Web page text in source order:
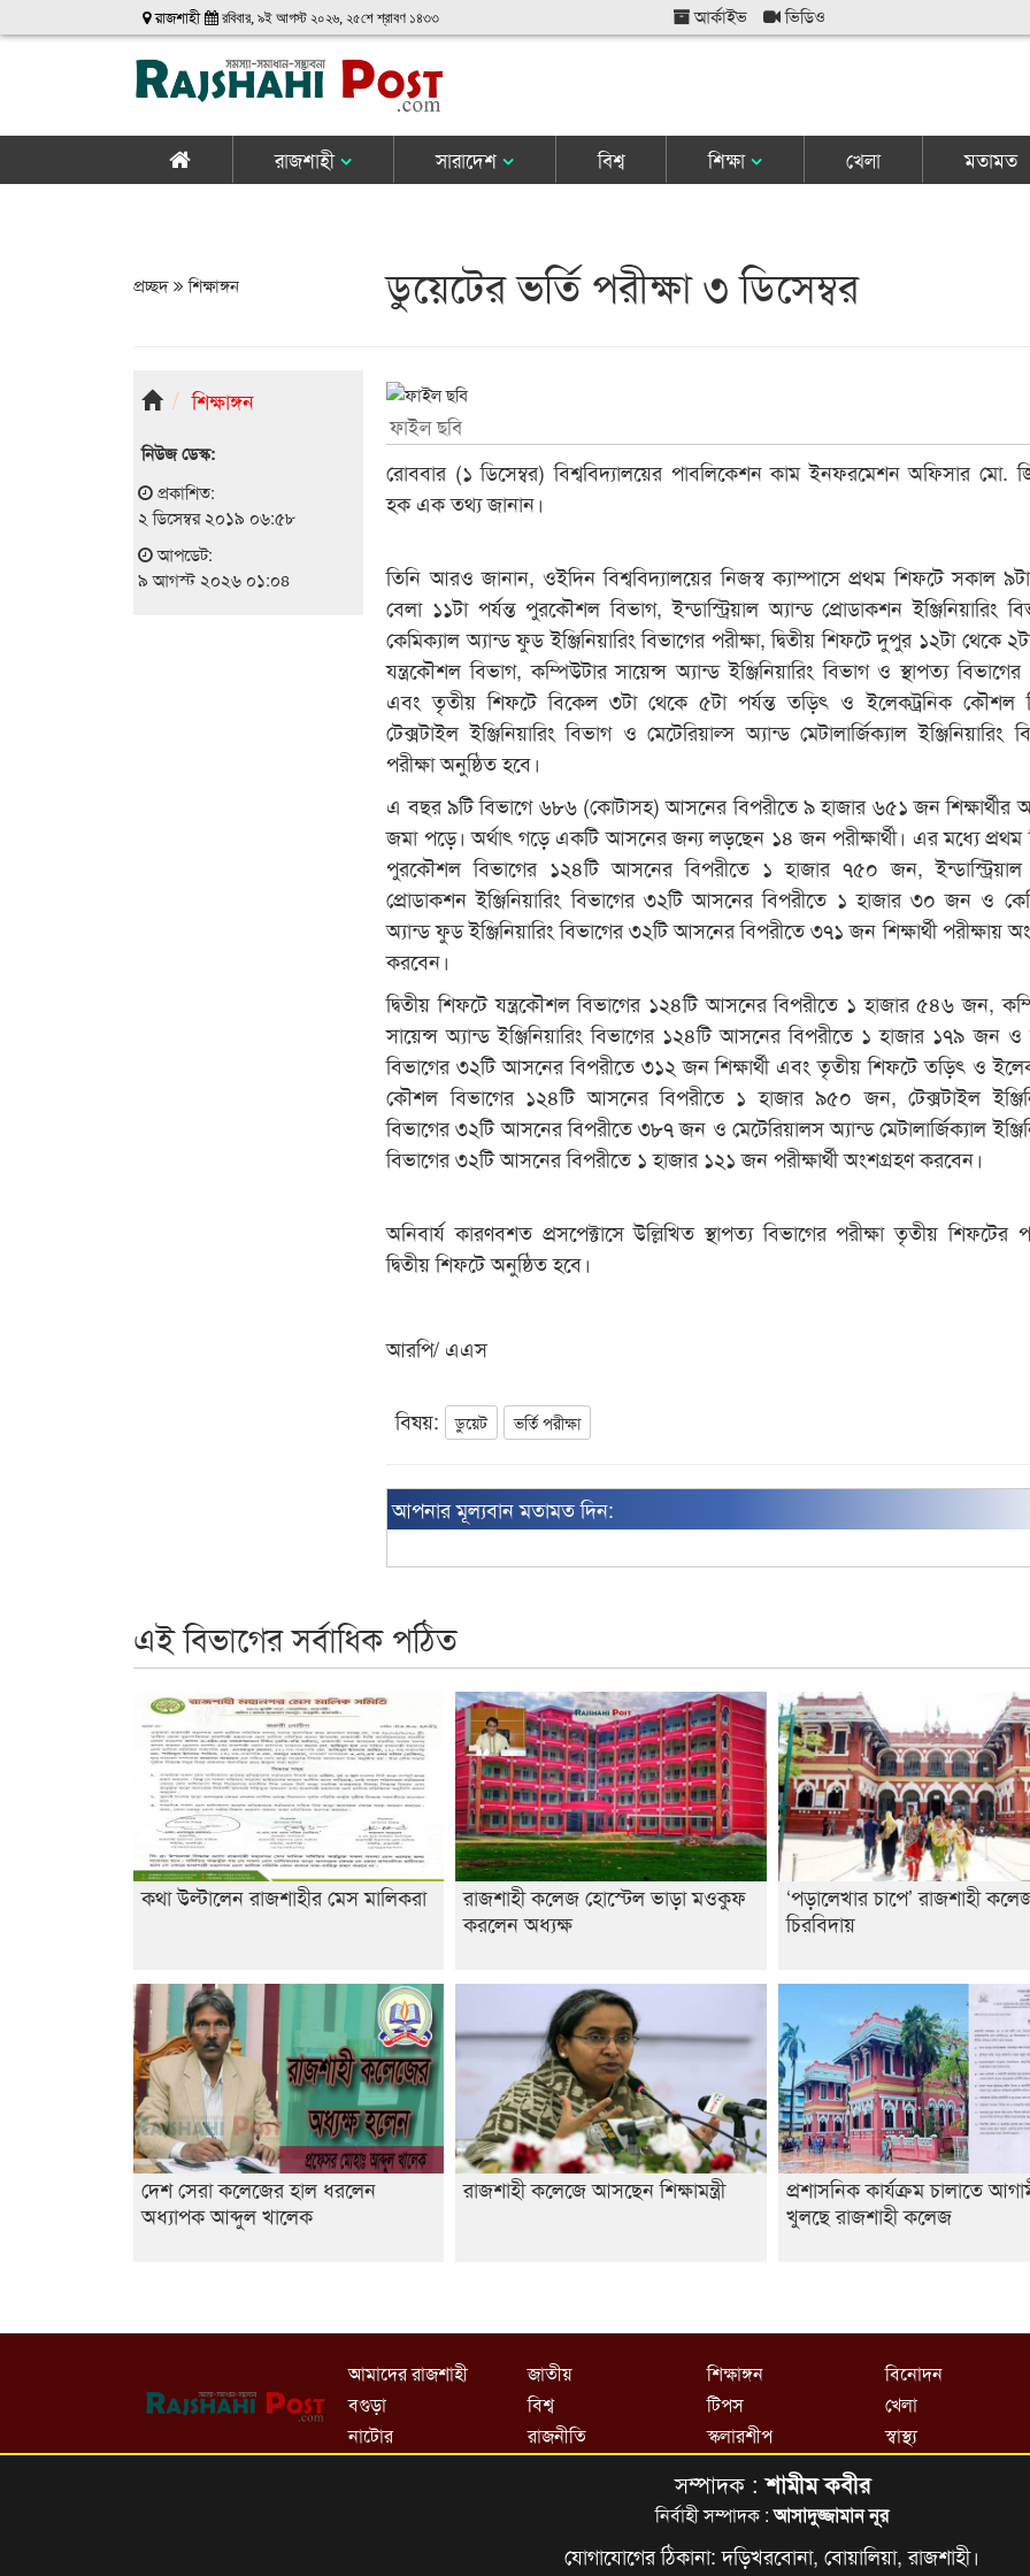
রাজশাহী রবিবার, ৯ই আগস্ট ২০২৬, ২৫শে শ্রাবণ ১৪৩৩ আর্কাইভ ভিডিও
রাজশাহী সারাদেশ বিশ্ব শিক্ষা খেলা মতামত
প্রচ্ছদ শিক্ষাঙ্গন ডুয়েটের ভর্তি পরীক্ষা ৩ ডিসেম্বর
শিক্ষাঙ্গন
নিউজ ডেস্ক:
প্রকাশিত:
২ ডিসেম্বর ২০১৯ ০৬:৫৮
আপডেট:
৯ আগস্ট ২০২৬ ০১:০৪
ফাইল ছবি
রোববার (১ ডিসেম্বর) বিশ্ববিদ্যালয়ের পাবলিকেশন কাম ইনফরমেশন অফিসার মো.
হক এক তথ্য জানান।
তিনি আরও জানান, ওইদিন বিশ্ববিদ্যালয়ের নিজস্ব ক্যাম্পাসে প্রথম শিফটে সকাল
বেলা ১১টা পর্যন্ত পুরকৌশল বিভাগ, ইন্ডাস্ট্রিয়াল অ্যান্ড প্রোডাকশন ইঞ্জিনিয়ারিং
কেমিক্যাল অ্যান্ড ফুড ইঞ্জিনিয়ারিং বিভাগের পরীক্ষা, দ্বিতীয় শিফটে দুপুর ১২টা থেকে
যন্ত্রকৌশল বিভাগ, কম্পিউটার সায়েন্স অ্যান্ড ইঞ্জিনিয়ারিং বিভাগ ও স্থাপত্য বিভাগের
এবং তৃতীয় শিফটে বিকেল ৩টা থেকে ৫টা পর্যন্ত তড়িৎ ও ইলেকট্রনিক কৌশল
টেক্সটাইল ইঞ্জিনিয়ারিং বিভাগ ও মেটেরিয়াল্স অ্যান্ড মেটালার্জিক্যাল ইঞ্জিনিয়ারিং
পরীক্ষা অনুষ্ঠিত হবে।
এ বছর ৯টি বিভাগে ৬৮৬ (কোটাসহ) আসনের বিপরীতে ৯ হাজার ৬৫১ জন শিক্ষার্থীর
জমা পড়ে। অর্থাৎ গড়ে একটি আসনের জন্য লড়ছেন ১৪ জন পরীক্ষার্থী। এর মধ্যে প্রথম
পুরকৌশল বিভাগের ১২৪টি আসনের বিপরীতে ১ হাজার ৭৫০ জন, ইন্ডাস্ট্রিয়াল
প্রোডাকশন ইঞ্জিনিয়ারিং বিভাগের ৩২টি আসনের বিপরীতে ১ হাজার ৩০ জন ও
অ্যান্ড ফুড ইঞ্জিনিয়ারিং বিভাগের ৩২টি আসনের বিপরীতে ৩৭১ জন শিক্ষার্থী পরীক্ষায়
করবেন।
দ্বিতীয় শিফটে যন্ত্রকৌশল বিভাগের ১২৪টি আসনের বিপরীতে ১ হাজার ৫৪৬ জন,
সায়েন্স অ্যান্ড ইঞ্জিনিয়ারিং বিভাগের ১২৪টি আসনের বিপরীতে ১ হাজার ১৭৯ জন ও
বিভাগের ৩২টি আসনের বিপরীতে ৩১২ জন শিক্ষার্থী এবং তৃতীয় শিফটে তড়িৎ ও
কৌশল বিভাগের ১২৪টি আসনের বিপরীতে ১ হাজার ৯৫০ জন, টেক্সটাইল
বিভাগের ৩২টি আসনের বিপরীতে ৩৮৭ জন ও মেটেরিয়ালস অ্যান্ড মেটালার্জিক্যাল
বিভাগের ৩২টি আসনের বিপরীতে ১ হাজার ১২১ জন পরীক্ষার্থী অংশগ্রহণ করবেন।
অনিবার্য কারণবশত প্রসপেক্টাসে উল্লিখিত স্থাপত্য বিভাগের পরীক্ষা তৃতীয় শিফটের
দ্বিতীয় শিফটে অনুষ্ঠিত হবে।
আরপি/ এএস
বিষয়: ডুয়েট ভর্তি পরীক্ষা
আপনার মূল্যবান মতামত দিন:
এই বিভাগের সর্বাধিক পঠিত
কথা উল্টালেন রাজশাহীর মেস মালিকরা
রাজশাহী কলেজ হোস্টেল ভাড়া মওকুফ
করলেন অধ্যক্ষ
‘পড়ালেখার চাপে’ রাজশাহী
চিরবিদায়
দেশ সেরা কলেজের হাল ধরলেন
অধ্যাপক আব্দুল খালেক
রাজশাহী কলেজে আসছেন শিক্ষামন্ত্রী
প্রশাসনিক কার্যক্রম চালাতে
খুলছে রাজশাহী কলেজ
আমাদের রাজশাহী
বগুড়া
নাটোর
জাতীয়
বিশ্ব
রাজনীতি
শিক্ষাঙ্গন
টিপস
স্কলারশীপ
বিনোদন
খেলা
স্বাস্থ্য
সম্পাদক : শামীম কবীর
নির্বাহী সম্পাদক :আসাদুজ্জামান নূর
যোগাযোগের ঠিকানা: দড়িখরবোনা, বোয়ালিয়া, রাজশাহী।